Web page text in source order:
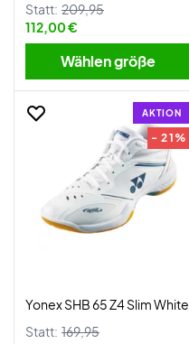
Statt: 209,95
112,00 €
Wählen größe
AKTION
- 21%
Yonex SHB 65 Z4 Slim White
Statt: 169,95